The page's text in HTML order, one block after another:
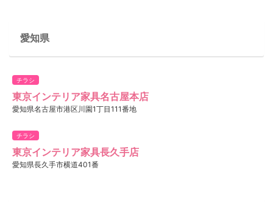
愛知県
チラシ
東京インテリア家具名古屋本店
愛知県名古屋市港区川園1丁目111番地
チラシ
東京インテリア家具長久手店
愛知県長久手市横道401番